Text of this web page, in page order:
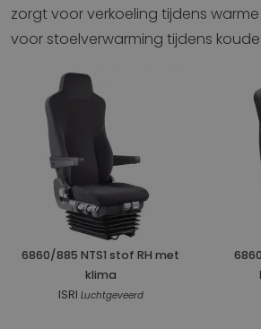
zorgt voor verkoeling tijdens
voor stoelverwarming tijdens
6860/885 NTS1 stof RH met
klima
ISRI Luchtgeveerd